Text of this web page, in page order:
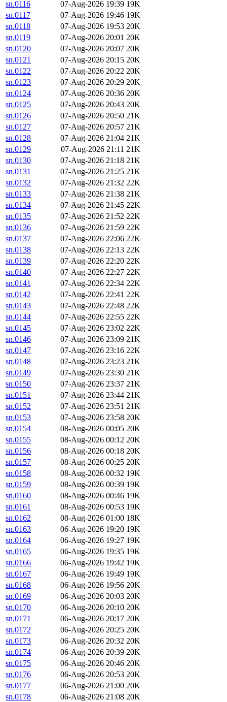
sn.0116 07-Aug-2026 19:39 19K
sn.0117
07-Aug-2026 19:46 19K
sn.0118
07-Aug-2026 19:53 20K
sn.0119
07-Aug-2026 20:01 20K
sn.0120
07-Aug-2026 20:07 20K
sn.0121
07-Aug-2026 20:15 20K
sn.0122
07-Aug-2026 20:22 20K
sn.0123
07-Aug-2026 20:29 20K
sn.0124
07-Aug-2026 20:36 20K
sn.0125
07-Aug-2026 20:43 20K
sn.0126
07-Aug-2026 20:50 21K
sn.0127
07-Aug-2026 20:57 21K
sn.0128
07-Aug-2026 21:04 21K
sn.0129
07-Aug-2026 21:11 21K
sn.0130
07-Aug-2026 21:18 21K
sn.0131
07-Aug-2026 21:25 21K
sn.0132
07-Aug-2026 21:32 22K
sn.0133
07-Aug-2026 21:38 21K
sn.0134
07-Aug-2026 21:45 22K
sn.0135
07-Aug-2026 21:52 22K
sn.0136
07-Aug-2026 21:59 22K
sn.0137
07-Aug-2026 22:06 22K
sn.0138
07-Aug-2026 22:13 22K
sn.0139
07-Aug-2026 22:20 22K
sn.0140
07-Aug-2026 22:27 22K
sn.0141
07-Aug-2026 22:34 22K
sn.0142
07-Aug-2026 22:41 22K
sn.0143
07-Aug-2026 22:48 22K
sn.0144
07-Aug-2026 22:55 22K
sn.0145
07-Aug-2026 23:02 22K
sn.0146
07-Aug-2026 23:09 21K
sn.0147
07-Aug-2026 23:16 22K
sn.0148
07-Aug-2026 23:23 21K
sn.0149
07-Aug-2026 23:30 21K
sn.0150
07-Aug-2026 23:37 21K
sn.0151
07-Aug-2026 23:44 21K
sn.0152
07-Aug-2026 23:51 21K
sn.0153
07-Aug-2026 23:58 20K
sn.0154
08-Aug-2026 00:05 20K
sn.0155
08-Aug-2026 00:12 20K
sn.0156
08-Aug-2026 00:18 20K
sn.0157
08-Aug-2026 00:25 20K
sn.0158
08-Aug-2026 00:32 19K
sn.0159
08-Aug-2026 00:39 19K
sn.0160
08-Aug-2026 00:46 19K
sn.0161
08-Aug-2026 00:53 19K
sn.0162
08-Aug-2026 01:00 18K
sn.0163
06-Aug-2026 19:20 19K
sn.0164
06-Aug-2026 19:27 19K
sn.0165
06-Aug-2026 19:35 19K
sn.0166
06-Aug-2026 19:42 19K
sn.0167
06-Aug-2026 19:49 19K
sn.0168
06-Aug-2026 19:56 20K
sn.0169
06-Aug-2026 20:03 20K
sn.0170
06-Aug-2026 20:10 20K
sn.0171
06-Aug-2026 20:17 20K
sn.0172
06-Aug-2026 20:25 20K
sn.0173
06-Aug-2026 20:32 20K
sn.0174
06-Aug-2026 20:39 20K
sn.0175
06-Aug-2026 20:46 20K
sn.0176
06-Aug-2026 20:53 20K
sn.0177
06-Aug-2026 21:00 20K
sn.0178
06-Aug-2026 21:08 20K